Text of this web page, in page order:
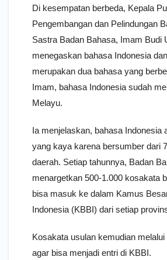
Di kesempatan berbeda, Kepala
Pengembangan dan Pelindungan
Sastra Badan Bahasa, Imam Budi
menegaskan bahasa Indonesia
merupakan dua bahasa yang
Imam, bahasa Indonesia sudah
Melayu.
Ia menjelaskan, bahasa Indonesia
yang kaya karena bersumber dari
daerah. Setiap tahunnya, Badan
menargetkan 500-1.000 kosakata
bisa masuk ke dalam Kamus
Indonesia (KBBI) dari setiap
Kosakata usulan kemudian
agar bisa menjadi entri di KBBI.